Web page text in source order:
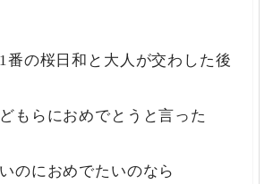
の桜日和と大人が交わした後
もらにおめでとうと言った
のにおめでたいのなら